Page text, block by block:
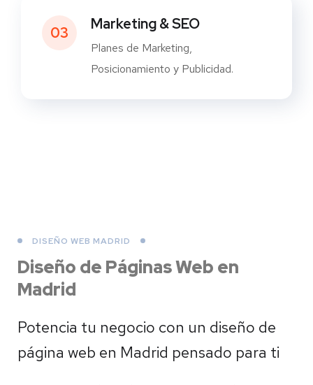
03 Marketing & SEO
Planes de Marketing,
Posicionamiento y Publicidad.
DISEÑO WEB MADRID
Diseño de Páginas Web en
Madrid
Potencia tu negocio con un diseño de
página web en Madrid pensado para ti